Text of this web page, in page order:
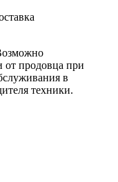
от продовца при
в
техники.